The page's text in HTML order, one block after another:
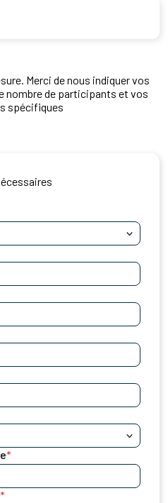
Merci de nous indiquer vos
nombre de participants et vos
spécifiques
*
JJ
slash
*